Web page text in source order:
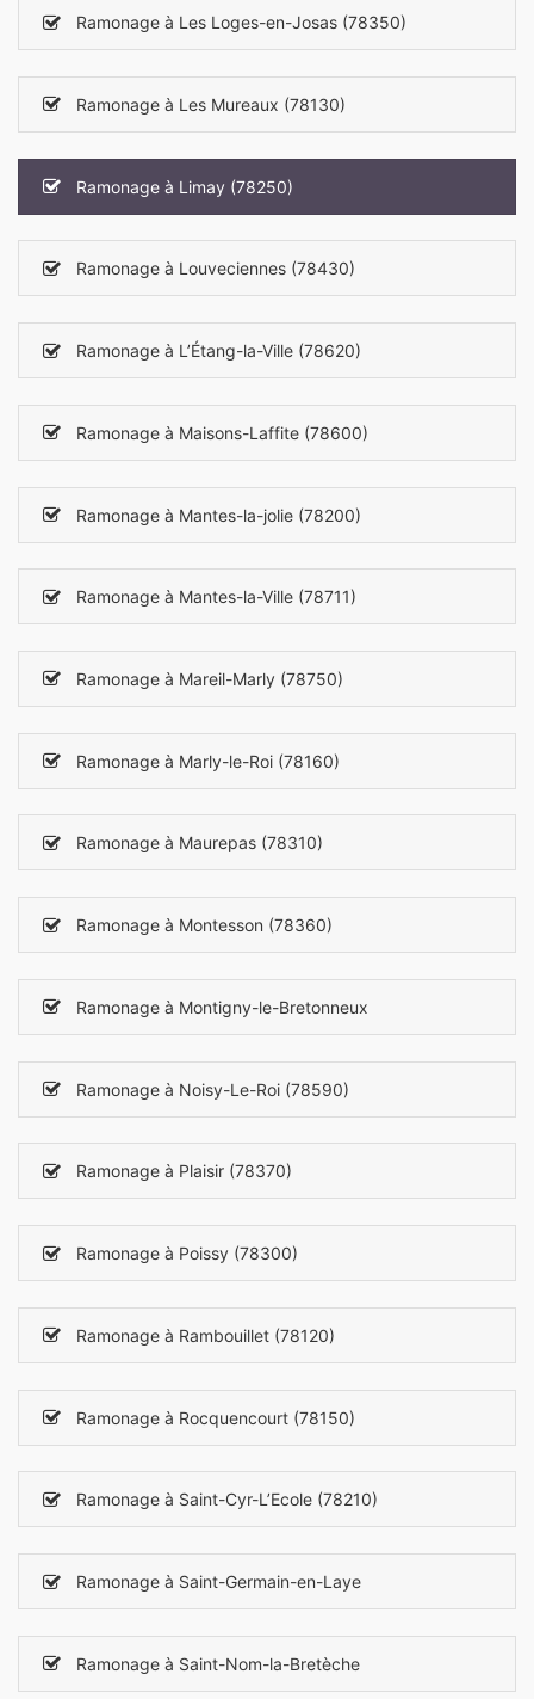
Ramonage à Les Loges-en-Josas (78350)
Ramonage à Les Mureaux (78130)
Ramonage à Limay (78250)
Ramonage à Louveciennes (78430)
Ramonage à L’Étang-la-Ville (78620)
Ramonage à Maisons-Laffite (78600)
Ramonage à Mantes-la-jolie (78200)
Ramonage à Mantes-la-Ville (78711)
Ramonage à Mareil-Marly (78750)
Ramonage à Marly-le-Roi (78160)
Ramonage à Maurepas (78310)
Ramonage à Montesson (78360)
Ramonage à Montigny-le-Bretonneux
Ramonage à Noisy-Le-Roi (78590)
Ramonage à Plaisir (78370)
Ramonage à Poissy (78300)
Ramonage à Rambouillet (78120)
Ramonage à Rocquencourt (78150)
Ramonage à Saint-Cyr-L’Ecole (78210)
Ramonage à Saint-Germain-en-Laye
Ramonage à Saint-Nom-la-Bretèche